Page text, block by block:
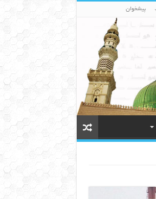
پیشخوان